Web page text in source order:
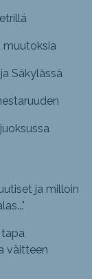
muutoksia
Säkylässä
ja milloin
"
tapa
väitteen